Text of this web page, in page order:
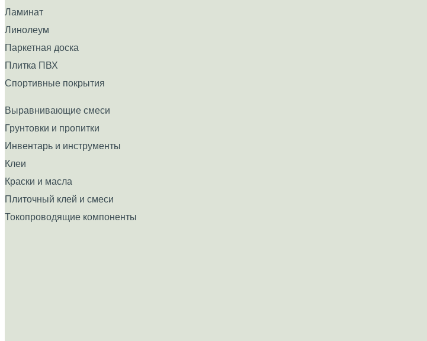
Ламинат
Линолеум
Паркетная доска
Плитка ПВХ
Спортивные покрытия
Выравнивающие смеси
Грунтовки и пропитки
Инвентарь и инструменты
Клеи
Краски и масла
Плиточный клей и смеси
Токопроводящие компоненты